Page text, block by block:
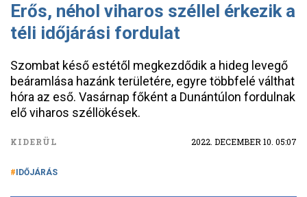
Erős, néhol viharos széllel érkezik a
téli időjárási fordulat
Szombat késő estétől megkezdődik a hideg levegő
beáramlása hazánk területére, egyre többfelé válthat
hóra az eső. Vasárnap főként a Dunántúlon fordulnak
elő viharos széllökések.
KIDERÜL 2022. DECEMBER 10. 05:07
IDŐJÁRÁS